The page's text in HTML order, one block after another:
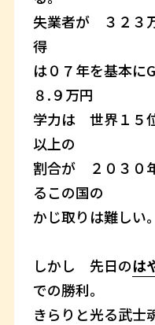
失業者が ３２３
得
は０７年を基本
８.９万円
学力は 世界１５
以上の
割合が ２０３０
るこの国の
かじ取りは難しい。
しかし 先日のは
での勝利。
きらりと光る武